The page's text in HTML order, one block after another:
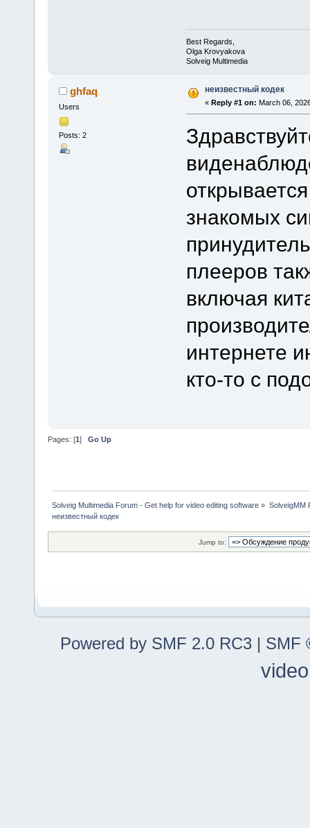
Best Regards,
Olga Krovyakova
Solveig Multimedia
ghfaq
Users
Posts: 2
неизвестный кодек
« Reply #1 on: March 06,
знакомых
плееров
включая
интернете
кто-то с
Pages: [1 ] Go Up
Solveig Multimedia Forum - Get help for video editing software » SolveigMM
неизвестный кодек
Jump to:
Powered by SMF 2.0 RC3 | SMF